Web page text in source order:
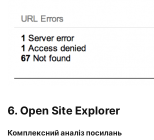
6. Open Site Explorer
Комплексний аналіз посилань